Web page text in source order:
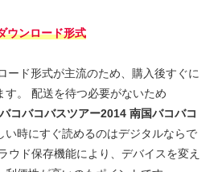
ウンロード形式
ード形式が主流のため、購入後すぐに
す。 配送を待つ必要がないため
コバコバスツアー2014 南国バコバコ
い時にすぐ読めるのはデジタルならで
ウド保存機能により、デバイスを変え